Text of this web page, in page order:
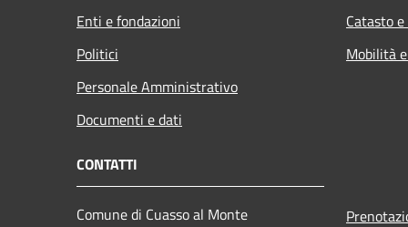
Enti e fondazioni
Politici
Personale Amministrativo
Documenti e dati
Catasto
Mobilità
CONTATTI
Comune di Cuasso al Monte